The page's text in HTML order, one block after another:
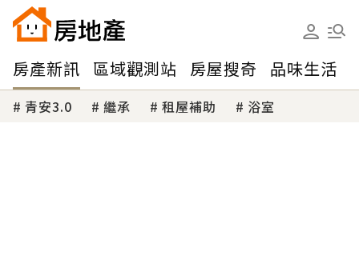
房產新訊 區域觀測站 房屋搜奇 品味生活
青安3.0 繼承 租屋補助 浴室